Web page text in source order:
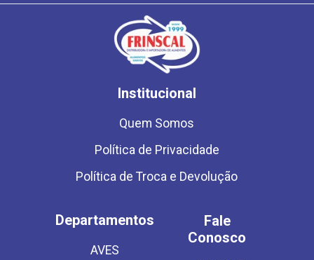
Institucional
Quem Somos
Política de Privacidade
Política de Troca e Devolução
Departamentos
AVES
Fale
Conosco